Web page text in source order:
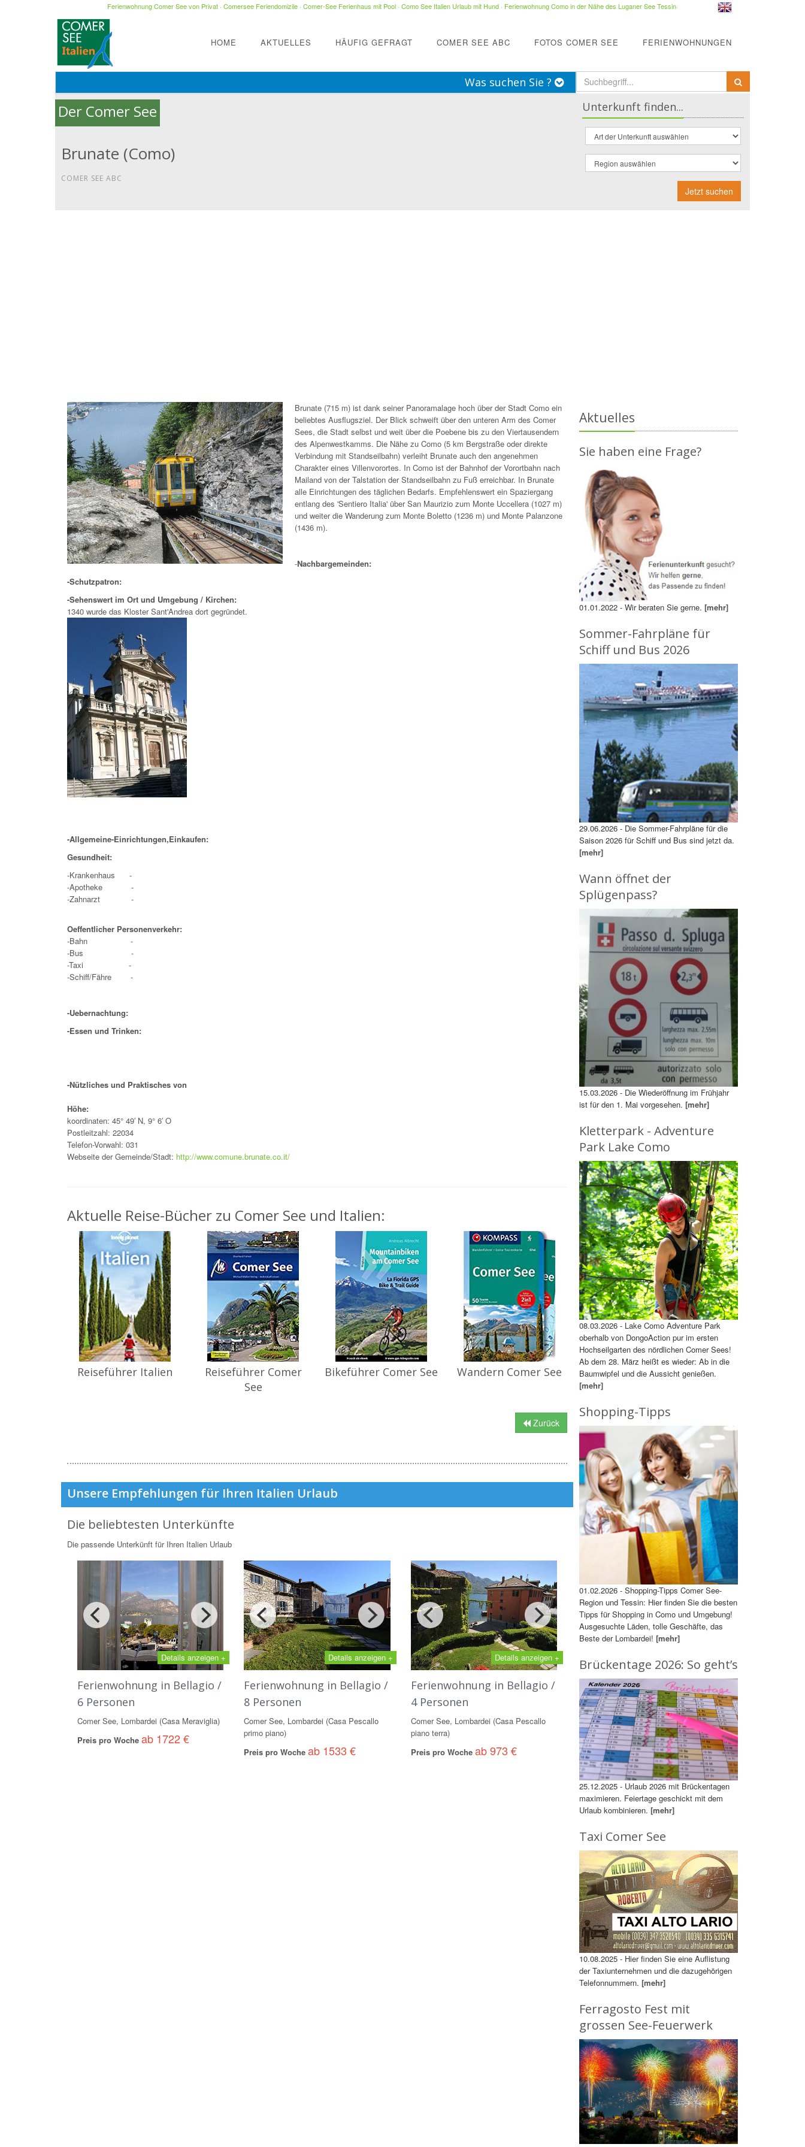
Ferienwohnung Comer See von Privat· Comersee Feriendomizile· Comer-See Ferienhaus mit Pool· Como See Italien Urlaub mit Hund· Ferienwohnung Como in der Nähe des Luganer See Tessin·
HOME AKTUELLES HÄUFIG GEFRAGT COMER SEE ABC FOTOS COMER SEE FERIENWOHNUNGEN
Was suchen Sie ?
Der Comer See
Brunate (Como)
COMER SEE ABC
Unterkunft finden...
Jetzt suchen
Brunate (715 m) ist dank seiner Panoramalage hoch über der Stadt Como ein
beliebtes Ausflugsziel. Der Blick schweift über den unteren Arm des Comer
Sees, die Stadt selbst und weit über die Poebene bis zu den Viertausendern
des Alpenwestkamms. Die Nähe zu Como (5 km Bergstraße oder direkte
Verbindung mit Standseilbahn) verleiht Brunate auch den angenehmen
Charakter eines Villenvorortes. In Como ist der Bahnhof der Vorortbahn nach
Mailand von der Talstation der Standseilbahn zu Fuß erreichbar. In Brunate
alle Einrichtungen des täglichen Bedarfs. Empfehlenswert ein Spaziergang
entlang des 'Sentiero Italia' über San Maurizio zum Monte Uccellera (1027 m)
und weiter die Wanderung zum Monte Boletto (1236 m) und Monte Palanzone
(1436 m).
-Nachbargemeinden:
-Schutzpatron:
-Sehenswert im Ort und Umgebung / Kirchen:
1340 wurde das Kloster Sant'Andrea dort gegründet.
-Allgemeine-Einrichtungen,Einkaufen:
Gesundheit:
-Krankenhaus -
-Apotheke -
-Zahnarzt -
Oeffentlicher Personenverkehr:
-Bahn
-
-Bus
-
-Taxi
-
-Schiff/Fähre
-
-Uebernachtung:
-Essen und Trinken:
-Nützliches und Praktisches von
Höhe:
koordinaten: 45° 49′ N, 9° 6′ O
Postleitzahl: 22034
Telefon-Vorwahl: 031
Webseite der Gemeinde/Stadt: http://www.comune.brunate.co.it/
Aktuelle Reise-Bücher zu Comer See und Italien:
Reiseführer Italien
Reiseführer Comer
See
Bikeführer Comer See Wandern Comer See
Zurück
Unsere Empfehlungen für Ihren Italien Urlaub
Die beliebtesten Unterkünfte
Die passende Unterkünft für Ihren Italien Urlaub
Details anzeigen +
Ferienwohnung in Bellagio /
6 Personen
Comer See, Lombardei (Casa Meraviglia)
Preis pro Woche ab 1722 €
Details anzeigen +
Ferienwohnung in Bellagio /
8 Personen
Comer See, Lombardei (Casa Pescallo
primo piano)
Preis pro Wocheab 1533 €
Details anzeigen +
Ferienwohnung in Bellagio /
4 Personen
Comer See, Lombardei (Casa Pescallo
piano terra)
Preis pro Woche ab 973 €
Aktuelles
Sie haben eine Frage?
01.01.2022 - Wir beraten Sie gerne. [mehr]
Sommer-Fahrpläne für
Schiff und Bus 2026
29.06.2026 - Die Sommer-Fahrpläne für die
Saison 2026 für Schiff und Bus sind jetzt da.
[mehr]
Wann öffnet der
Splügenpass?
15.03.2026 - Die Wiederöffnung im Frühjahr
ist für den 1. Mai vorgesehen. [mehr]
Kletterpark - Adventure
Park Lake Como
08.03.2026 - Lake Como Adventure Park
oberhalb von DongoAction pur im ersten
Hochseilgarten des nördlichen Comer Sees!
Ab dem 28. März heißt es wieder: Ab in die
Baumwipfel und die Aussicht genießen.
[mehr]
Shopping-Tipps
01.02.2026 - Shopping-Tipps Comer See-
Region und Tessin: Hier finden Sie die besten
Tipps für Shopping in Como und Umgebung!
Ausgesuchte Läden, tolle Geschäfte, das
Beste der Lombardei! [mehr]
Brückentage 2026: So geht’s
25.12.2025 - Urlaub 2026 mit Brückentagen
maximieren. Feiertage geschickt mit dem
Urlaub kombinieren. [mehr]
Taxi Comer See
10.08.2025 - Hier finden Sie eine Auflistung
der Taxiunternehmen und die dazugehörigen
Telefonnummern. [mehr]
Ferragosto Fest mit
grossen See-Feuerwerk